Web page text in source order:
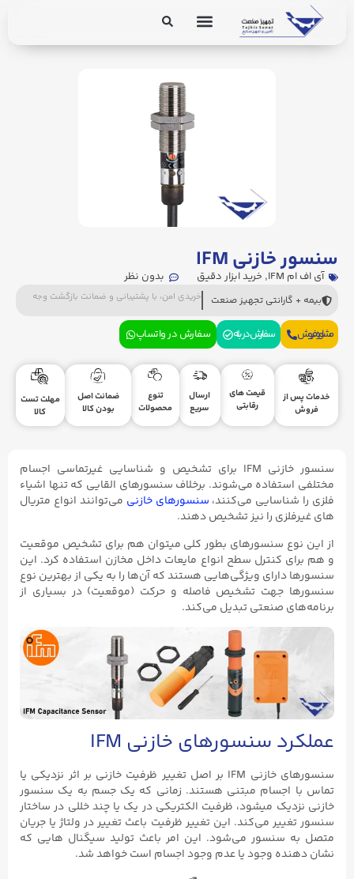
سنسور خازنی IFM
آی اف ام IFM , خرید ابزار دقیق بدون نظر
بیمه + گارانتی تجهیز صنعت خریدی امن، با پشتیبانی و ضمانت بازگشت وجه
مشاوره فروش سفارش در بله سفارش در واتساپ
خدمات پس از
فروش
قیمت های
رقابتی
ارسال
سریع
تنوع
محصولات
ضمانت اصل
بودن کالا
مهلت تست
کالا
سنسور خازنی IFM برای تشخیص و شناسایی غیرتماسی اجسام
مختلفی استفاده می‌شوند. برخلاف سنسورهای القایی که تنها اشیاء
فلزی را شناسایی می‌کنند، سنسورهای خازنی می‌توانند انواع متریال
های غیرفلزی را نیز تشخیص دهند.
از این نوع سنسورهای بطور کلی میتوان هم برای تشخیص موقعیت
و هم برای کنترل سطح انواع مایعات داخل مخازن استفاده کرد. این
سنسورها دارای ویژگی‌هایی هستند که آن‌ها را به یکی از بهترین نوع
سنسورها جهت تشخیص فاصله و حرکت (موقعیت) در بسیاری از
برنامه‌های صنعتی تبدیل می‌کند.
عملکرد سنسورهای خازنی IFM
سنسورهای خازنی IFM بر اصل تغییر ظرفیت خازنی بر اثر نزدیکی یا
تماس با اجسام مبتنی هستند. زمانی که یک جسم به یک سنسور
خازنی نزدیک میشود، ظرفیت الکتریکی در یک یا چند خللی در ساختار
سنسور تغییر می‌کند. این تغییر ظرفیت باعث تغییر در ولتاژ یا جریان
متصل به سنسور می‌شود. این امر باعث تولید سیگنال‌ هایی که
نشان دهنده وجود یا عدم وجود اجسام است خواهد شد.